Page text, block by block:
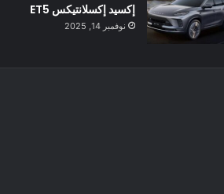
إكسيد إكسلانتيكس ET5
نوفمبر 14, 2025